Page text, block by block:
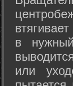
в
или